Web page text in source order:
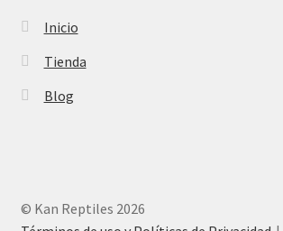
Inicio
Tienda
Blog
© Kan Reptiles 2026